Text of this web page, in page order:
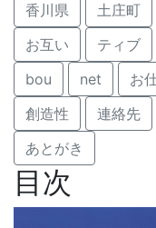
香川県
土庄町
お互い
ティブ
bou
net お
創造性
連絡先
あとがき
目次